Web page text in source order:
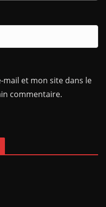
et mon site dans le
commentaire.